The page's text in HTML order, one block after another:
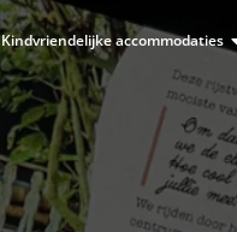
Kindvriendelijke accommodaties